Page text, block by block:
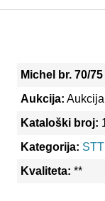
Michel br. 70/
Aukcija:
Kataloški broj:
Kategorija:
Kvaliteta: **